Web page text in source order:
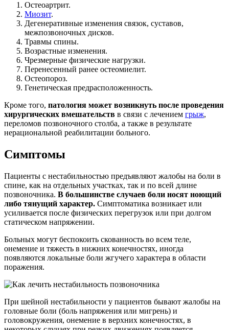
Остеоартрит.
Миозит.
Дегенеративные изменения связок, суставов,
межпозвоночных дисков.
Травмы спины.
Возрастные изменения.
Чрезмерные физические нагрузки.
Перенесенный ранее остеомиелит.
Остеопороз.
Генетическая предрасположенность.
Кроме того, патология может возникнуть после проведения
хирургических вмешательств в связи с лечением грыж,
переломов позвоночного столба, а также в результате
нерациональной реабилитации больного.
Симптомы
Пациенты с нестабильностью предъявляют жалобы на боли в
спине, как на отдельных участках, так и по всей длине
позвоночника. В большинстве случаев боли носят ноющий
либо тянущий характер. Симптоматика возникает или
усиливается после физических перегрузок или при долгом
статическом напряжении.
Больных могут беспокоить скованность во всем теле,
онемение и тяжесть в нижних конечностях, иногда
появляются локальные боли жгучего характера в области
поражения.
При шейной нестабильности у пациентов бывают жалобы на
головные боли (боль напряжения или мигрень) и
головокружения, онемение в верхних конечностях, в